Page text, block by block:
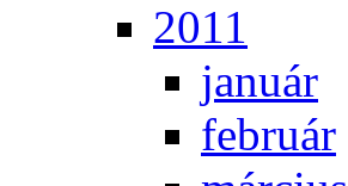
2011
ja­nu­ár
feb­ru­ár